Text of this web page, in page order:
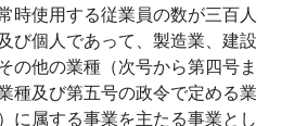
時使用する従業員の数が三百人
び個人であって、製造業、建設
の他の業種（次号から第四号ま
種及び第五号の政令で定める業
に属する事業を主たる事業とし